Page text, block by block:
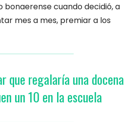
cuando decidió, a
mes a mes, premiar a los
que regalaría una docena
un 10 en la escuela